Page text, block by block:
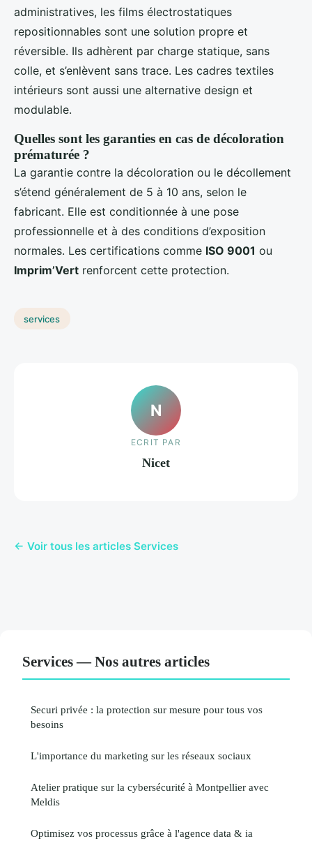
administratives, les films électrostatiques
repositionnables sont une solution propre et
réversible. Ils adhèrent par charge statique, sans
colle, et s’enlèvent sans trace. Les cadres textiles
intérieurs sont aussi une alternative design et
modulable.
Quelles sont les garanties en cas de décoloration
prématurée ?
La garantie contre la décoloration ou le décollement
s’étend généralement de 5 à 10 ans, selon le
fabricant. Elle est conditionnée à une pose
professionnelle et à des conditions d’exposition
normales. Les certifications comme ISO 9001 ou
Imprim’Vert renforcent cette protection.
services
N
ECRIT PAR
Nicet
← Voir tous les articles Services
Services — Nos autres articles
Securi privée : la protection sur mesure pour tous vos
besoins
L'importance du marketing sur les réseaux sociaux
Atelier pratique sur la cybersécurité à Montpellier avec
Meldis
Optimisez vos processus grâce à l'agence data & ia